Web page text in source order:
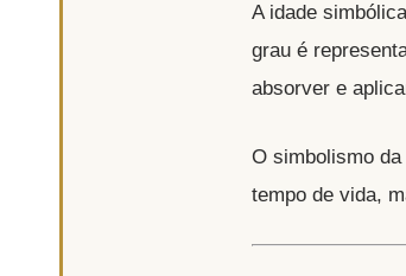
A idade
grau é
absorver e
O simbolismo
tempo de vida,